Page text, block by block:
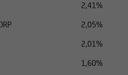
2,41%
2,05%
2,01%
1,60%